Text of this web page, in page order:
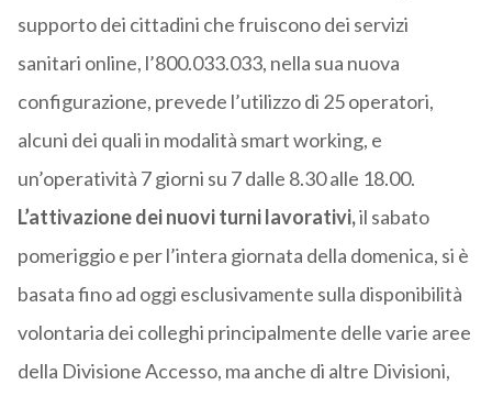
supporto dei cittadini che fruiscono dei servizi
sanitari online, l’800.033.033, nella sua nuova
configurazione, prevede l’utilizzo di 25 operatori,
alcuni dei quali in modalità smart working, e
un’operatività 7 giorni su 7 dalle 8.30 alle 18.00.
L’attivazione dei nuovi turni lavorativi,il sabato
pomeriggio e per l’intera giornata della domenica, si è
basata fino ad oggi esclusivamente sulla disponibilità
volontaria dei colleghi principalmente delle varie aree
della Divisione Accesso, ma anche di altre Divisioni,